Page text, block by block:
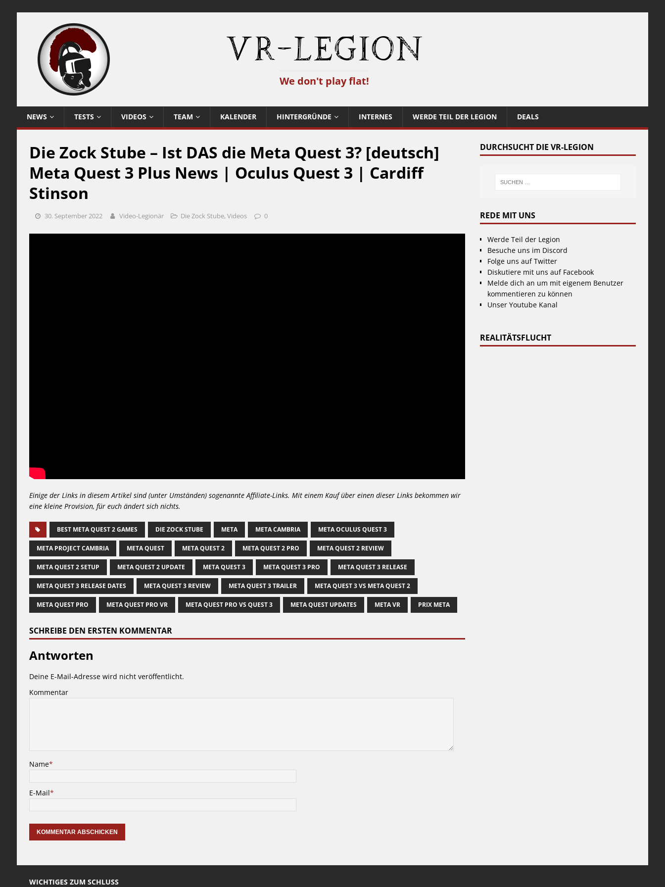
VR-Legion
We don't play flat!
NEWS TESTS VIDEOS TEAM KALENDER HINTERGRÜNDE INTERNES WERDE TEIL DER LEGION DEALS
Die Zock Stube – Ist DAS die Meta Quest 3? [deutsch]
Meta Quest 3 Plus News | Oculus Quest 3 | Cardiff
Stinson
30. September 2022 Video-Legionär Die Zock Stube,Videos 0
Einige der Links in diesem Artikel sind (unter Umständen) sogenannte Affiliate-Links. Mit einem Kauf über einen dieser Links bekommen wir
eine kleine Provision, für euch ändert sich nichts.
BEST META QUEST 2 GAMES DIE ZOCK STUBE META META CAMBRIA META OCULUS QUEST 3
META PROJECT CAMBRIA META QUEST META QUEST 2 META QUEST 2 PRO META QUEST 2 REVIEW
META QUEST 2 SETUP META QUEST 2 UPDATE META QUEST 3 META QUEST 3 PRO META QUEST 3 RELEASE
META QUEST 3 RELEASE DATES META QUEST 3 REVIEW META QUEST 3 TRAILER META QUEST 3 VS META QUEST 2
META QUEST PRO META QUEST PRO VR META QUEST PRO VS QUEST 3 META QUEST UPDATES META VR PRIX META
SCHREIBE DEN ERSTEN KOMMENTAR
Antworten
Deine E-Mail-Adresse wird nicht veröffentlicht.
Kommentar
Name*
E-Mail*
DURCHSUCHT DIE VR-LEGION
REDE MIT UNS
Werde Teil der Legion
Besuche uns im Discord
Folge uns auf Twitter
Diskutiere mit uns auf Facebook
Melde dich an um mit eigenem Benutzer
kommentieren zu können
Unser Youtube Kanal
REALITÄTSFLUCHT
WICHTIGES ZUM SCHLUSS